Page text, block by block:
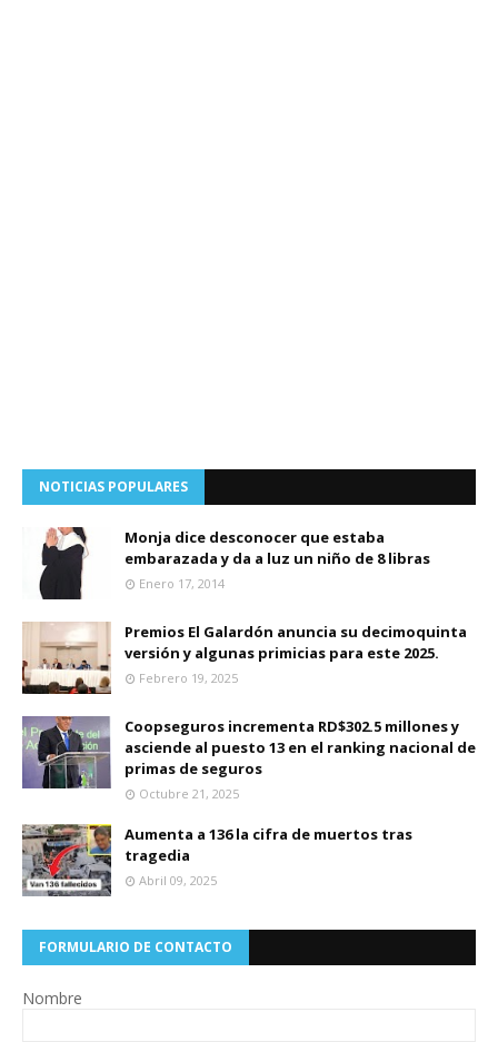
NOTICIAS POPULARES
Monja dice desconocer que estaba
embarazada y da a luz un niño de 8 libras
Enero 17, 2014
Premios El Galardón anuncia su decimoquinta
versión y algunas primicias para este 2025.
Febrero 19, 2025
Coopseguros incrementa RD$302.5 millones y
asciende al puesto 13 en el ranking nacional de
primas de seguros
Octubre 21, 2025
Aumenta a 136 la cifra de muertos tras
tragedia
Abril 09, 2025
FORMULARIO DE CONTACTO
Nombre